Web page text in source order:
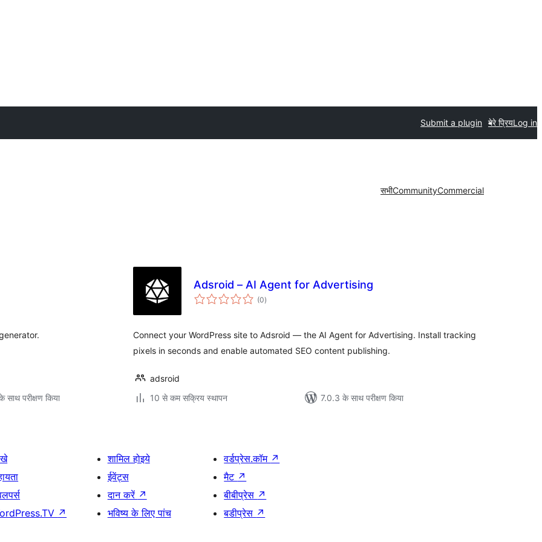
Submit a plugin मेरे प्रियLog in
सभीCommunityCommercial
परीक्षण किया
Adsroid – AI Agent for Advertising
(0कुल
दर)
Connect your WordPress site to Adsroid — the AI Agent for Advertising. Install tracking
pixels in seconds and enable automated SEO content publishing.
adsroid
10 से कम सक्रिय स्थापन
7.0.3 के साथ परीक्षण किया
↗
शामिल होइये
ईवेंट्स
दान करें ↗
भविष्य के लिए पांच
वर्डप्रेस.कॉम ↗
मैट ↗
बीबीप्रेस ↗
बडीप्रेस ↗